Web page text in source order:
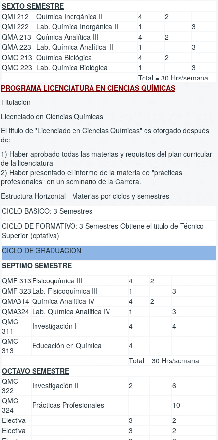
SEXTO SEMESTRE
QMI 212
Química Inorgánica II 4
2
QMI 222
Lab. Química Inorgánica II 1
3
QMA 213 Química Analítica III 4
2
QMA 223
Lab. Química Analítica III 1
3
QMO 213 Química Biológica 4
2
QMO 223 Lab. Química Biológica 1
3
Total = 30 Hrs/semana
PROGRAMA LICENCIATURA EN CIENCIAS QUÍMICAS
Titulación
Licenciado en Ciencias Químicas
El titulo de "Licenciado en Ciencias Químicas" es otorgado después
de:
1) Haber aprobado todas las materias y requisitos del plan curricular
de la licenciatura.
2) Haber presentado el informe de la materia de "prácticas
profesionales" en un seminario de la Carrera.
Estructura Horizontal - Materias por ciclos y semestres
CICLO BASICO: 3 Semestres
CICLO DE FORMATIVO: 3 Semestres Obtiene el titulo de Técnico
Superior (optativa)
CICLO DE GRADUACION
SEPTIMO SEMESTRE
QMF 313 Fisicoquímica III 4
2
QMF 323 Lab. Fisicoquímica III 1
3
QMA314 Química Analítica IV 4
2
QMA324 Lab. Química Analítica IV 1
3
QMC
311
Investigación I 4
4
QMC
313
Educación en Química
4
Total = 30 Hrs/semana
OCTAVO SEMESTRE
QMC
322
Investigación II 2
6
QMC
324
Prácticas Profesionales
10
Electiva
3
2
Electiva
3
2